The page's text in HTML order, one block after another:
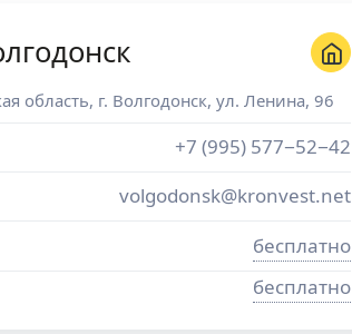
область, г. Волгодонск, ул. Ленина, 96
+7 (995) 577−52−42
volgodonsk@kronvest.net
бесплатно
бесплатно